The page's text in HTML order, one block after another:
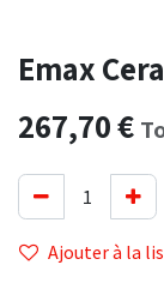
Emax
267,70€
Ajouter à la